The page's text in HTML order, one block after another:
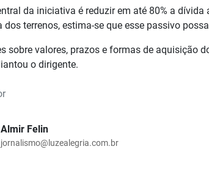
da iniciativa é reduzir em até 80% a
dos terrenos, estima-se que esse passivo
sobre valores, prazos e formas de aquisição
o dirigente.
Almir Felin
jornalismo@luzealegria.com.br